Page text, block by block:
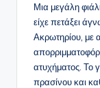
Μια μεγάλη
είχε πετάξει
Ακρωτηρίου, με
ατυχήματος. Το
πρασίνου και